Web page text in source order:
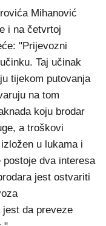
Mihanović
i na četvrtoj
"Prijevozni
Taj učinak
tijekom putovanja
na tom
koju brodar
a troškovi
u lukama i
dva interesa
jest ostvariti
da preveze